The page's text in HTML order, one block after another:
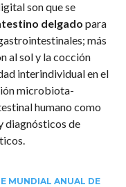
son que se
delgado para
más
al sol y la cocción
interindividual en el
microbiota-
humano como
diagnósticos de
MUNDIAL ANUAL DE